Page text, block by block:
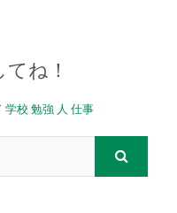
ね！
学校 勉強 人 仕事